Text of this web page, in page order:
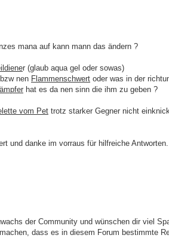
mana auf kann mann das ändern ?
r (glaub aqua gel oder sowas)
bzw nen Flammenschwert oder was in der
hat es da nen sinn die ihm zu geben ?
vom Pet trotz starker Gegner nicht
und danke im vorraus für hilfreiche Antworten.
der Community und wünschen dir viel
dass es in diesem Forum bestimmte